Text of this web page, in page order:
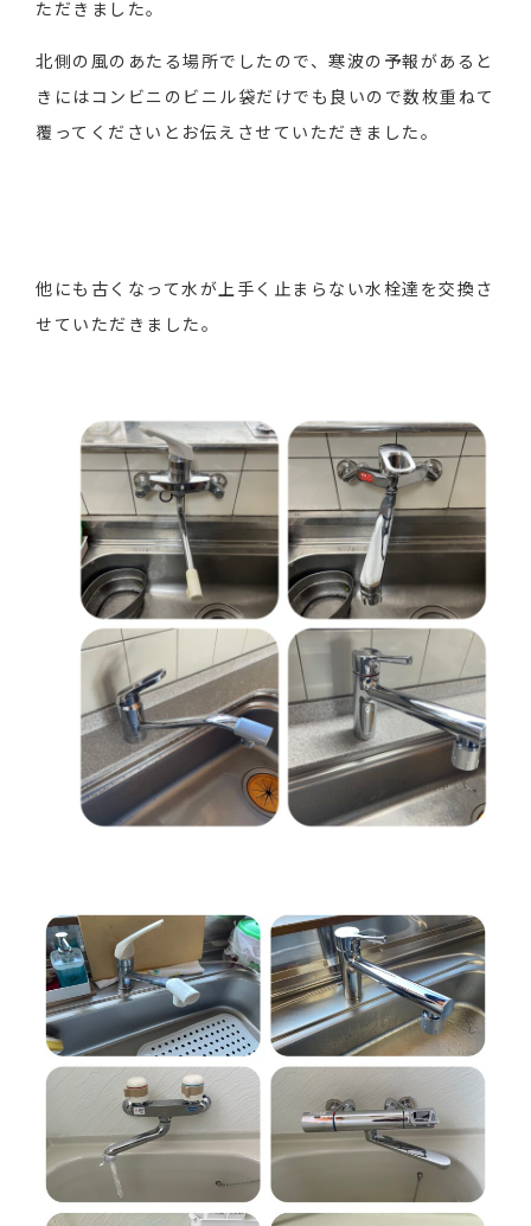
ただきました。
北側の風のあたる場所でしたので、寒波の予報があると
きにはコンビニのビニル袋だけでも良いので数枚重ねて
覆ってくださいとお伝えさせていただきました。
他にも古くなって水が上手く止まらない水栓達を交換さ
せていただきました。